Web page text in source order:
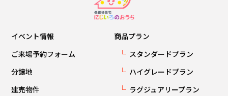
イベント情報
ご来場予約フォーム
分譲地
建売物件
商品プラン
スタンダードプラン
ハイグレードプラン
ラグジュアリープラン